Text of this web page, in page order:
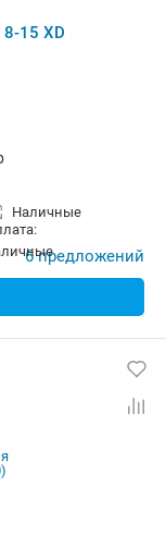
15 XD
наличные
6 предложений